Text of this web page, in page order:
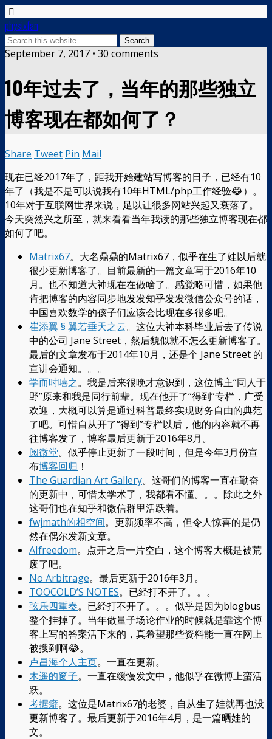
physixfan
September 7, 2017 • 30 comments
10年过去了，当年的那些独立
博客现在都如何了？
Share Tweet Pin Mail
现在已经2017年了，距我开始建站写博客的日子，已经有10
年了（我是不是可以说我有10年HTML/php工作经验😂）。
10年对于互联网世界来说，足以让很多网站兴起又衰落了。
今天突然兴之所至，就来看看当年我读的那些独立博客现在都
如何了吧。
Matrix67。大名鼎鼎的Matrix67，似乎在生了娃以后就
很少更新博客了。目前最新的一篇文章写于2016年10
月。也不知道大神现在在做啥了。感觉略可惜，如果他
肯把博客的内容同步地发发知乎发发微信公众号的话，
中国喜欢数学的孩子们应该会比现在多很多吧。
崔添翼 § 翼若垂天之云。这位大神本科毕业后去了传说
中的公司 Jane Street，然后貌似就不怎么更新博客了。
最后的文章发布于2014年10月，还是个 Jane Street 的
宣讲会通知。。。
学而时嘻之。我是后来很晚才意识到，这位博主“同人于
野”原来和我是同行前辈。现在他开了“得到”专栏，广受
欢迎，大概可以算是通过科普最终实现财务自由的典范
了吧。可惜自从开了“得到”专栏以后，他的内容就不再
往博客发了，博客最后更新于2016年8月。
阅微堂。似乎停止更新了一段时间，但是今年3月份宣
布博客回归 ！
The Guardian Art Gallery。这哥们的博客一直在勤奋
的更新中，可惜太学术了，我都看不懂。。。除此之外
这哥们也在知乎和微信群里活跃着。
fwjmath的相空间。更新频率不高，但令人惊喜的是仍
然在偶尔发新文章。
AIfreedom。点开之后一片空白，这个博客大概是被荒
废了吧。
No Arbitrage。最后更新于2016年3月。
TOOCOLD’S NOTES。已经打不开了。。。
弦乐四重奏。已经打不开了。。。似乎是因为blogbus
整个挂掉了。当年做量子场论作业的时候就是靠这个博
客上写的答案活下来的，真希望那些资料能一直在网上
被搜到啊😂。
卢昌海个人主页。一直在更新。
木遥的窗子。一直在缓慢发文中，他似乎在微博上蛮活
跃。
考据癖。这位是Matrix67的老婆，自从生了娃就再也没
更新博客了。最后更新于2016年4月，是一篇晒娃的
文。